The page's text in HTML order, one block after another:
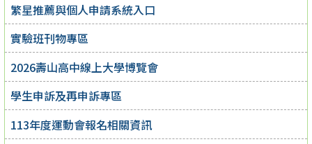
繁星推薦與個人申請系統入口
實驗班刊物專區
2026壽山高中線上大學博覽會
學生申訴及再申訴專區
113年度運動會報名相關資訊